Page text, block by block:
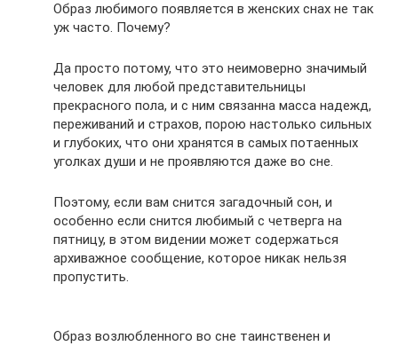
Образ любимого появляется в женских снах не так
уж часто. Почему?
Да просто потому, что это неимоверно значимый
человек для любой представительницы
прекрасного пола, и с ним связанна масса надежд,
переживаний и страхов, порою настолько сильных
и глубоких, что они хранятся в самых потаенных
уголках души и не проявляются даже во сне.
Поэтому, если вам снится загадочный сон, и
особенно если снится любимый с четверга на
пятницу, в этом видении может содержаться
архиважное сообщение, которое никак нельзя
пропустить.
Образ возлюбленного во сне таинственен и